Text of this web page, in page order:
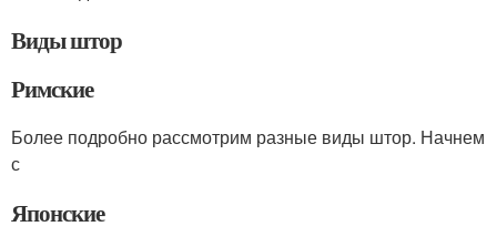
Виды штор
Римские
Более подробно рассмотрим разные виды штор. Начнем
с
Японские